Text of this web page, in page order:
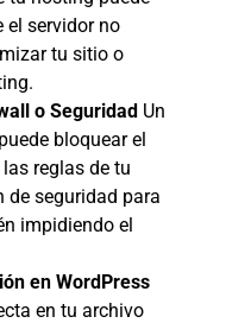
el servidor no
tu sitio o
o Seguridad Un
bloquear el
reglas de tu
seguridad para
impidiendo el
en WordPress
en tu archivo